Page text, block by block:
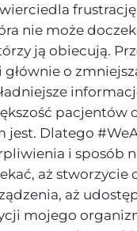
frustrację
nie może
ją obiecują.
o
pacjentów
jest. Dlatego
i sposób
aż stworzycie
aż
mojego